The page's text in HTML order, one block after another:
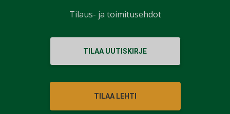
TILAA UUTISKIRJE
TILAA LEHTI
Tilaus- ja toimitusehdot